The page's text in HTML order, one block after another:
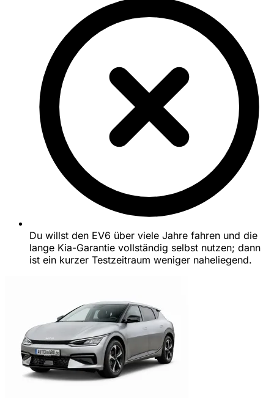
Du willst den EV6 über viele Jahre fahren und die
lange Kia-Garantie vollständig selbst nutzen; dann
ist ein kurzer Testzeitraum weniger naheliegend.